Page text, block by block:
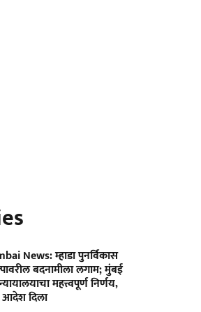
News: म्हाडा पुनर्विकास
बदनामीला लगाम; मुंबई
महत्त्वपूर्ण निर्णय,
आदेश दिला